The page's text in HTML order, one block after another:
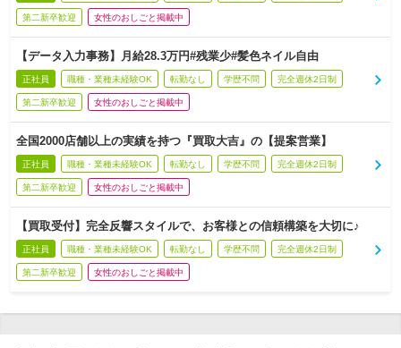
第二新卒歓迎 女性のおしごと掲載中
【データ入力事務】月給28.3万円#残業少#髪色ネイル自由
正社員 職種・業種未経験OK 転勤なし 学歴不問 完全週休2日制
第二新卒歓迎 女性のおしごと掲載中
全国2000店舗以上の実績を持つ『買取大吉』の【提案営業】
正社員 職種・業種未経験OK 転勤なし 学歴不問 完全週休2日制
第二新卒歓迎 女性のおしごと掲載中
【買取受付】完全反響スタイルで、お客様との信頼構築を大切に♪
正社員 職種・業種未経験OK 転勤なし 学歴不問 完全週休2日制
第二新卒歓迎 女性のおしごと掲載中